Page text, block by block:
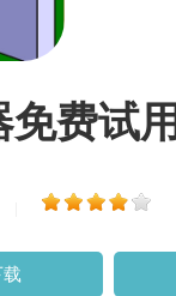
费试用